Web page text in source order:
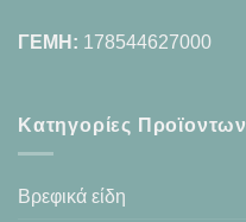
ΓΕΜΗ: 178544627000
Κατηγορίες Προϊοντων
Βρεφικά είδη